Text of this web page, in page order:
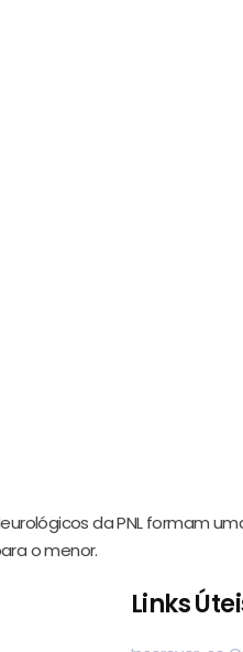
da PNL formam
o menor.
Links